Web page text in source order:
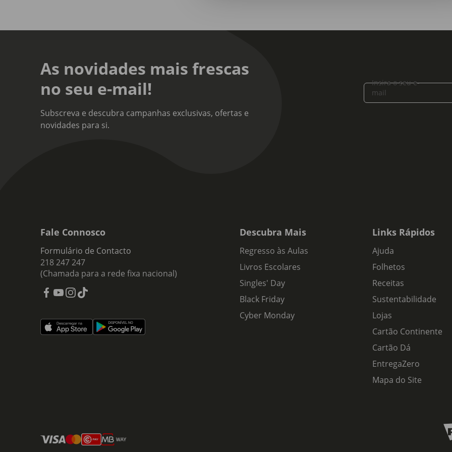
As novidades mais frescas
no seu e-mail!
Subscreva e descubra campanhas exclusivas, ofertas e
novidades para si.
Insira o seu e-
mail
Fale Connosco
Formulário de Contacto
218 247 247
(Chamada para a rede fixa nacional)
Descubra Mais
Regresso às Aulas
Livros Escolares
Singles' Day
Black Friday
Cyber Monday
Links Rápidos
Ajuda
Folhetos
Receitas
Sustentabilidade
Lojas
Cartão Continente
Cartão Dá
EntregaZero
Mapa do Site